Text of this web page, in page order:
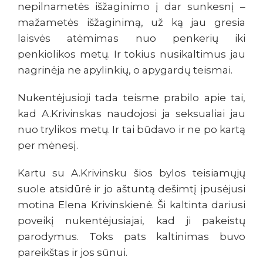
nepilnametės išžaginimo į dar sunkesnį –
mažametės išžaginimą, už ką jau gresia
laisvės atėmimas nuo penkerių iki
penkiolikos metų. Ir tokius nusikaltimus jau
nagrinėja ne apylinkių, o apygardų teismai.
Nukentėjusioji tada teisme prabilo apie tai,
kad A.Krivinskas naudojosi ja seksualiai jau
nuo trylikos metų. Ir tai būdavo ir ne po kartą
per mėnesį.
Kartu su A.Krivinsku šios bylos teisiamųjų
suole atsidūrė ir jo aštuntą dešimtį įpusėjusi
motina Elena Krivinskienė. Ši kaltinta dariusi
poveikį nukentėjusiajai, kad ji pakeistų
parodymus. Toks pats kaltinimas buvo
pareikštas ir jos sūnui.